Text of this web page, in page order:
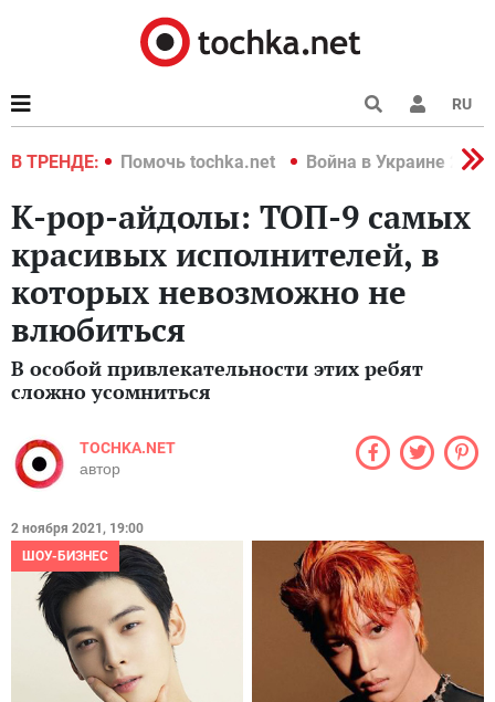
RU
В ТРЕНДЕ:
2022 Помочь tochka.net Война в Украине 2022
K-pop-айдолы: ТОП-9 самых
красивых исполнителей, в
которых невозможно не
влюбиться
В особой привлекательности этих ребят
сложно усомниться
TOCHKA.NET
автор
2 ноября 2021, 19:00
ШОУ-БИЗНЕС